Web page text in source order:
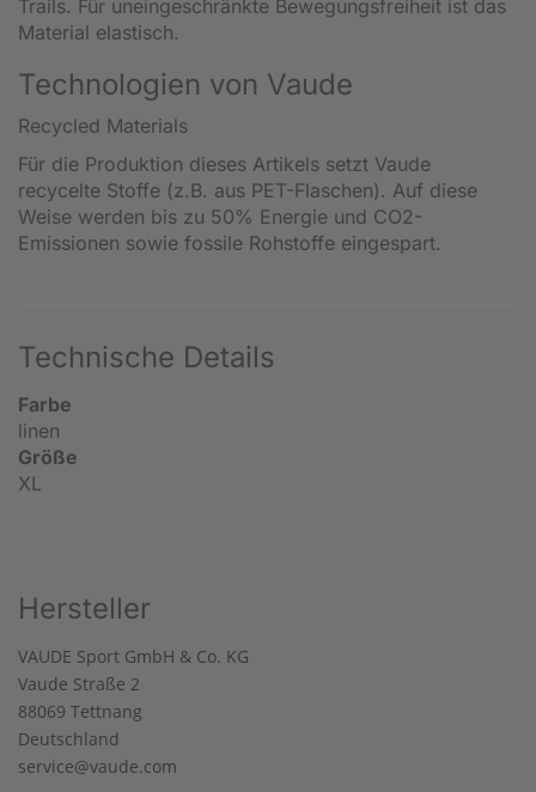
Trails. Für uneingeschränkte Bewegungsfreiheit ist das
Material elastisch.
Technologien von Vaude
Recycled Materials
Für die Produktion dieses Artikels setzt Vaude
recycelte Stoffe (z.B. aus PET-Flaschen). Auf diese
Weise werden bis zu 50% Energie und CO2-
Emissionen sowie fossile Rohstoffe eingespart.
Technische Details
Farbe
linen
Größe
XL
Hersteller
VAUDE Sport GmbH & Co. KG
Vaude Straße 2
88069 Tettnang
Deutschland
service@vaude.com